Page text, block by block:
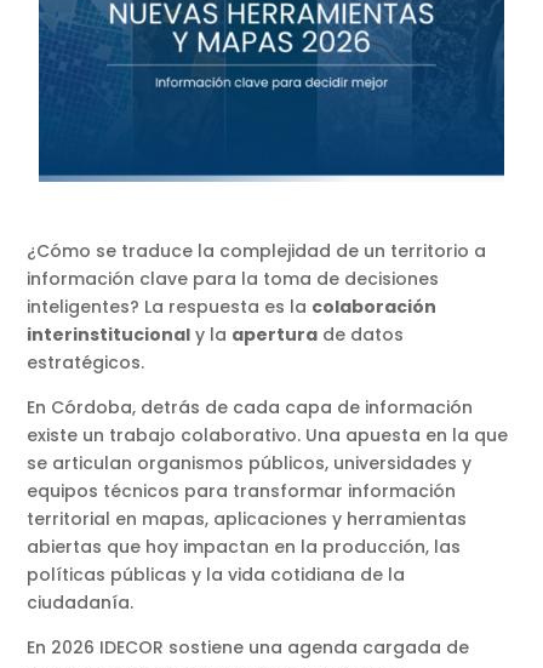
¿Cómo se traduce la complejidad de un territorio a
información clave para la toma de decisiones
inteligentes? La respuesta es la colaboración
interinstitucional y la apertura de datos
estratégicos.
En Córdoba, detrás de cada capa de información
existe un trabajo colaborativo. Una apuesta en la que
se articulan organismos públicos, universidades y
equipos técnicos para transformar información
territorial en mapas, aplicaciones y herramientas
abiertas que hoy impactan en la producción, las
políticas públicas y la vida cotidiana de la
ciudadanía.
En 2026 IDECOR sostiene una agenda cargada de